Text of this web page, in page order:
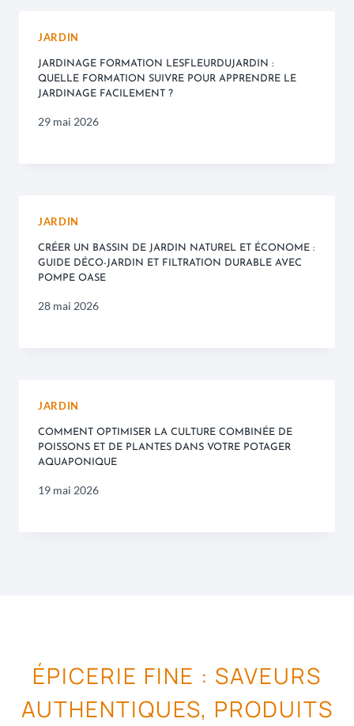
JARDIN
JARDINAGE FORMATION LESFLEURDUJARDIN :
QUELLE FORMATION SUIVRE POUR APPRENDRE LE
JARDINAGE FACILEMENT ?
29 mai 2026
JARDIN
CRÉER UN BASSIN DE JARDIN NATUREL ET ÉCONOME :
GUIDE DÉCO-JARDIN ET FILTRATION DURABLE AVEC
POMPE OASE
28 mai 2026
JARDIN
COMMENT OPTIMISER LA CULTURE COMBINÉE DE
POISSONS ET DE PLANTES DANS VOTRE POTAGER
AQUAPONIQUE
19 mai 2026
ÉPICERIE FINE : SAVEURS
AUTHENTIQUES, PRODUITS